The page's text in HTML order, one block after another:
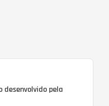
desenvolvido pela